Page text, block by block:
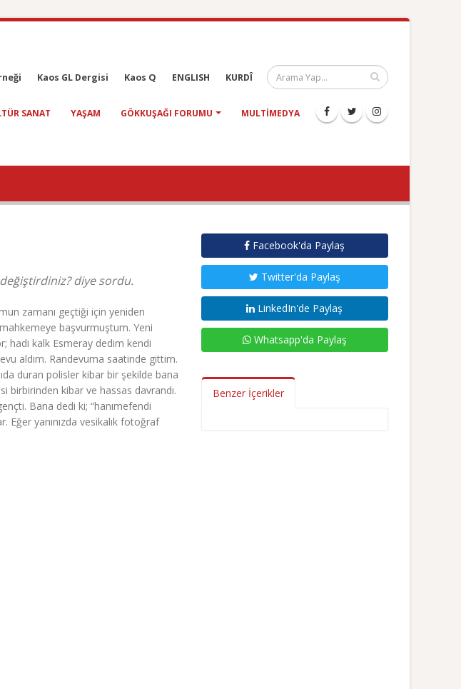
Kaos GL Dergisi Kaos Q ENGLISH KURDÎ
SANAT YAŞAM GÖKKUŞAĞI FORUMU MULTIMEDYA
diye sordu.
zamanı geçtiği için yeniden
başvurmuştum. Yeni
hadi kalk Esmeray dedim kendi
aldım. Randevuma saatinde gittim.
duran polisler kibar bir şekilde bana
birbirinden kibar ve hassas davrandı.
Bana dedi ki; “hanımefendi
Eğer yanınızda vesikalık fotoğraf
Facebook'da Paylaş
Twitter'da Paylaş
LinkedIn'de Paylaş
Whatsapp'da Paylaş
Benzer İçerikler